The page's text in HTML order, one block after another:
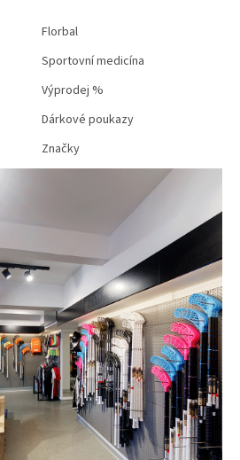
Florbal
Sportovní medicína
Výprodej %
Dárkové poukazy
Značky